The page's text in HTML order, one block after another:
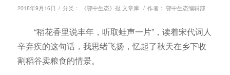
2018年9月16日 / 分类： 《鄂中生态》报 文章库 / 作者： 鄂中生态编辑部
“稻花香里说丰年，听取蛙声一片”，读着宋代词人
辛弃疾的这句话，我思绪飞扬，忆起了秋天在乡下收
割稻谷卖粮食的情景。